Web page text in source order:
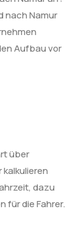
nach Namur
Aufbau vor
über
dazu
für die Fahrer.